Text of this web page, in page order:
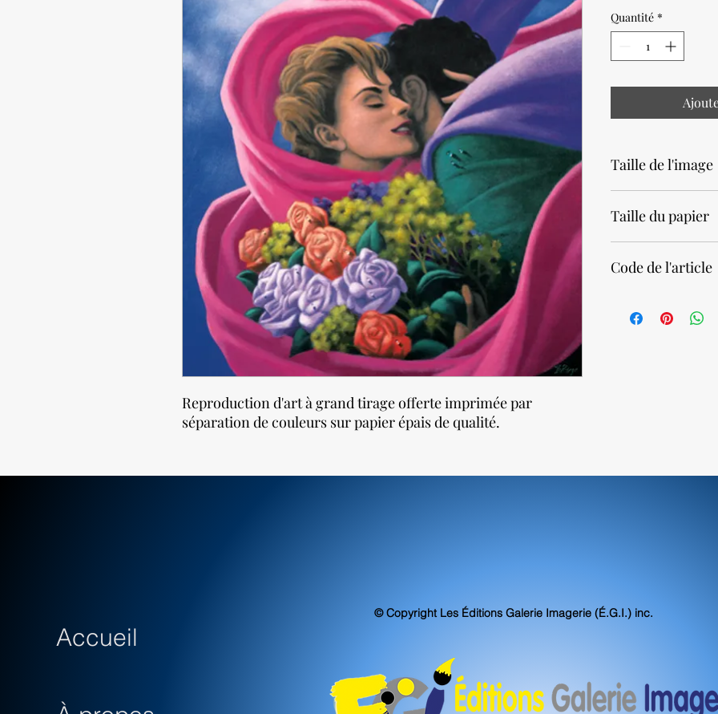
Reproduction d'art à grand tirage offerte imprimée par
séparation de couleurs sur papier épais de qualité.
Quantité *
Taille de l'image
Taille du papier
Code de l'article
Accueil
© Copyright Les Éditions Galerie Imagerie (É.G.I.) inc.